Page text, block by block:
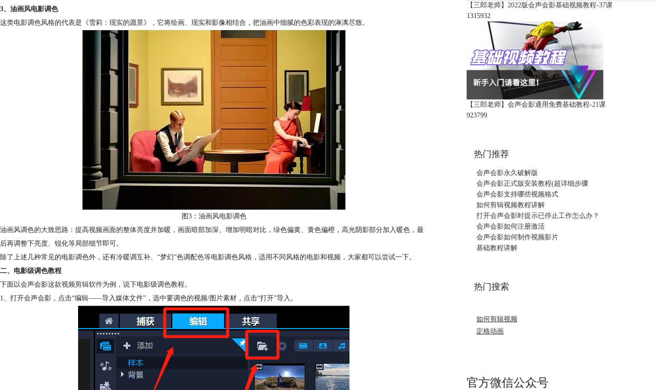
3、油画风电影调色
这类电影调色风格的代表是《雪莉：现实的愿景》，它将绘画、现实和影像相结合，把油画中细腻的色彩表现的淋漓尽致。
图3：油画风电影调色
油画风调色的大致思路：提高视频画面的整体亮度并加暖，画面暗部加深、增加明暗对比，绿色偏黄、黄色偏橙，高光阴影部分加入暖色，最
后再调整下亮度、锐化等局部细节即可。
除了上述几种常见的电影调色外，还有冷暖调互补、“梦幻”色调配色等电影调色风格，适用不同风格的电影和视频，大家都可以尝试一下。
二、电影级调色教程
下面以会声会影这款视频剪辑软件为例，说下电影级调色教程。
1、打开会声会影，点击“编辑——导入媒体文件”，选中要调色的视频/图片素材，点击“打开”导入。
【三郎老师】2022版会声会影基础视频教程-37课
1315932
【三郎老师】会声会影通用免费基础教程-21课
923799
热门推荐
会声会影永久破解版
会声会影正式版安装教程(超详细步骤
会声会影支持哪些视频格式
如何剪辑视频教程讲解
打开会声会影时提示已停止工作怎么办？
会声会影如何注册激活
会声会影如何制作视频影片
基础教程讲解
热门搜索
如何剪辑视频
定格动画
官方微信公众号